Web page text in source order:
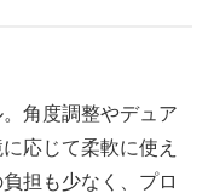
角度調整やデュア
応じて柔軟に使え
担も少なく、プロ